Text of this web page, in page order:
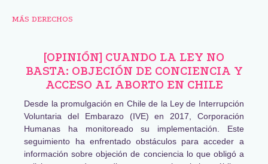
MÁS DERECHOS
[OPINIÓN] CUANDO LA LEY NO
BASTA: OBJECIÓN DE CONCIENCIA Y
ACCESO AL ABORTO EN CHILE
Desde la promulgación en Chile de la Ley de Interrupción
Voluntaria del Embarazo (IVE) en 2017, Corporación
Humanas ha monitoreado su implementación. Este
seguimiento ha enfrentado obstáculos para acceder a
información sobre objeción de conciencia lo que obligó a